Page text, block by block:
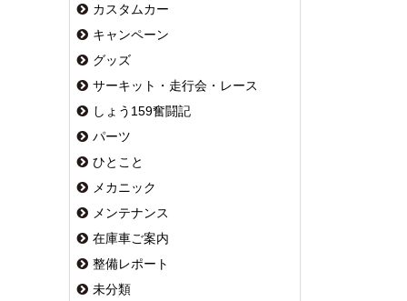
カスタムカー
キャンペーン
グッズ
サーキット・走行会・レース
しょう159奮闘記
パーツ
ひとこと
メカニック
メンテナンス
在庫車ご案内
整備レポート
未分類